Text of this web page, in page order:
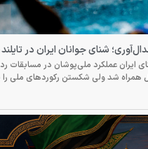
شنای جوانان ایران در
ایران عملکرد ملی‌پوشان در مسابقات
۹ مدال همراه شد ولی شکستن رکوردهای ملی